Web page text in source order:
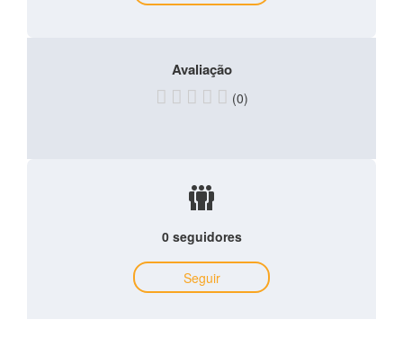
Avaliação
(0)
0 seguidores
Seguir